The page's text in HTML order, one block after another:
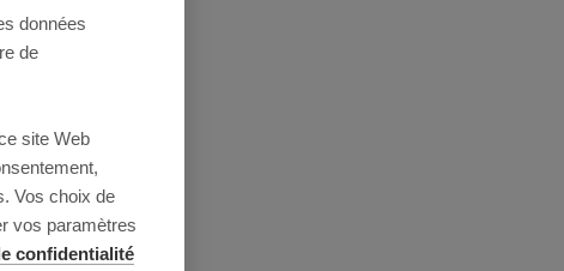
données
de
site Web
Vos choix de
vos paramètres
confidentialité